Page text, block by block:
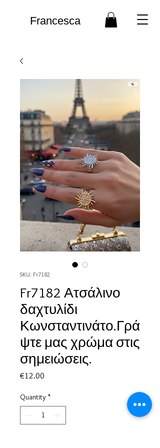
Francesca
SKU: Fr7182
Fr7182 Ατσάλινο
δαχτυλίδι
Κωνσταντινάτο.Γρά
ψτε μας χρώμα στις
σημειώσεις.
€12.00
Quantity *